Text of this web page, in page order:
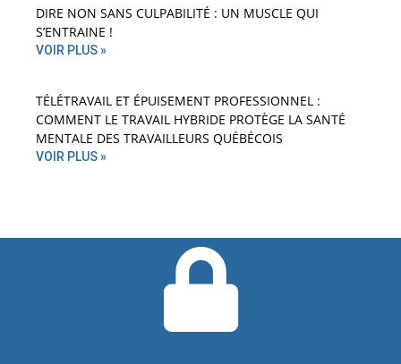
DIRE NON SANS CULPABILITÉ : UN MUSCLE QUI
S’ENTRAINE !
VOIR PLUS »
TÉLÉTRAVAIL ET ÉPUISEMENT PROFESSIONNEL :
COMMENT LE TRAVAIL HYBRIDE PROTÈGE LA SANTÉ
MENTALE DES TRAVAILLEURS QUÉBÉCOIS
VOIR PLUS »